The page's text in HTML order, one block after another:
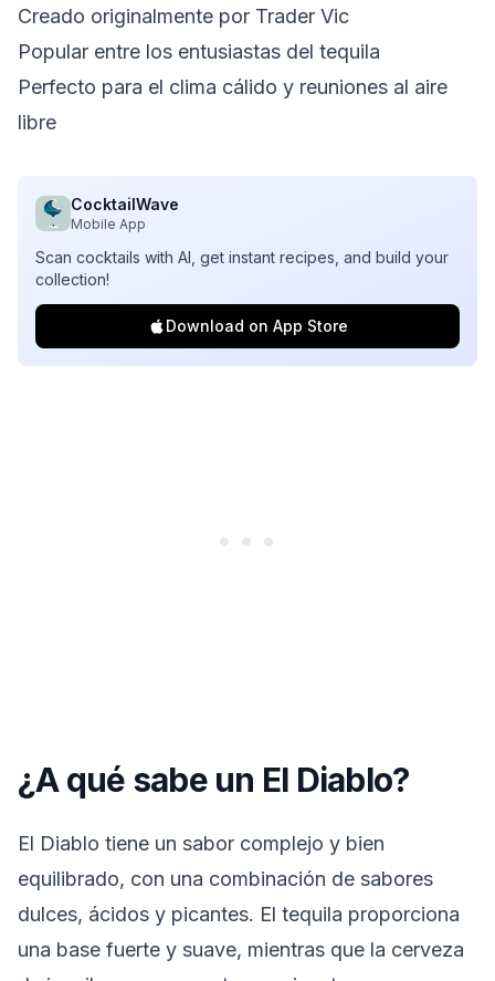
Creado originalmente por Trader Vic
Popular entre los entusiastas del tequila
Perfecto para el clima cálido y reuniones al aire
libre
CocktailWave
Mobile App
Scan cocktails with AI, get instant recipes, and build your
collection!
Download on App Store
¿A qué sabe un El Diablo?
El Diablo tiene un sabor complejo y bien
equilibrado, con una combinación de sabores
dulces, ácidos y picantes. El tequila proporciona
una base fuerte y suave, mientras que la cerveza